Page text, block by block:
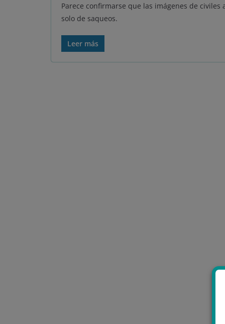
Parece confirmarse que las imágenes de
solo de saqueos.
Leer más